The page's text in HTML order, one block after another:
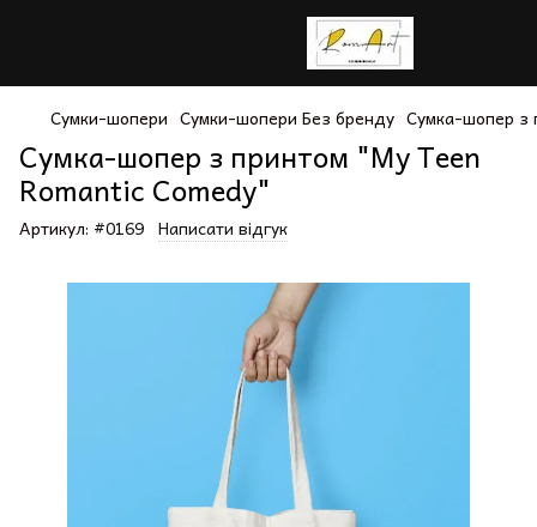
Сумки-шопери Сумки-шопери Без бренду Сумка-шопер з
Сумка-шопер з принтом "My Teen
Romantic Comedy"
Артикул: #0169 Написати відгук